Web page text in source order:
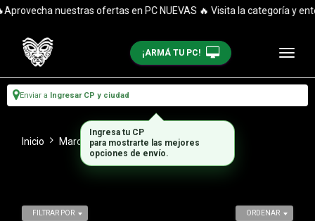
nuestras ofertas en PC NUEVAS 🔥 Visita la categoría y
¡ARMÁ TU PC!
Enviar a Ingresar CP y ciudad
Inicio Marca Sound Blaster
ORDENAR
FILTRAR POR
Ingresa tu CP
para mostrarte las mejores
opciones de envío.